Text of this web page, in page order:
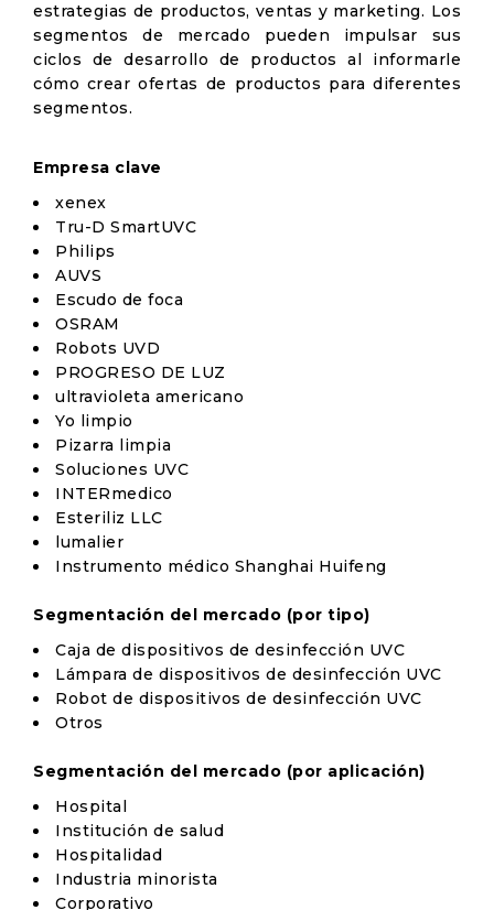
estrategias de productos, ventas y marketing. Los
segmentos de mercado pueden impulsar sus
ciclos de desarrollo de productos al informarle
cómo crear ofertas de productos para diferentes
segmentos.
Empresa clave
xenex
Tru-D SmartUVC
Philips
AUVS
Escudo de foca
OSRAM
Robots UVD
PROGRESO DE LUZ
ultravioleta americano
Yo limpio
Pizarra limpia
Soluciones UVC
INTERmedico
Esteriliz LLC
lumalier
Instrumento médico Shanghai Huifeng
Segmentación del mercado (por tipo)
Caja de dispositivos de desinfección UVC
Lámpara de dispositivos de desinfección UVC
Robot de dispositivos de desinfección UVC
Otros
Segmentación del mercado (por aplicación)
Hospital
Institución de salud
Hospitalidad
Industria minorista
Corporativo